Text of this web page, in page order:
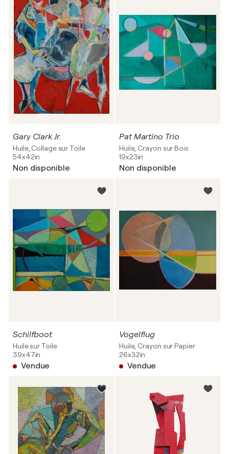
Gary Clark Jr.
Huile, Collage sur Toile
54x42in
Non disponible
Pat Martino Trio
Huile, Crayon sur Bois
19x23in
Non disponible
Schilfboot
Huile sur Toile
39x47in
Vendue
Vogelflug
Huile, Crayon sur Papier
26x32in
Vendue